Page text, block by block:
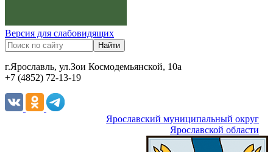
Версия для слабовидящих
г.Ярославль, ул.Зои Космодемьянской, 10а
+7 (4852) 72-13-19
Ярославский муниципальный округ
Ярославской области